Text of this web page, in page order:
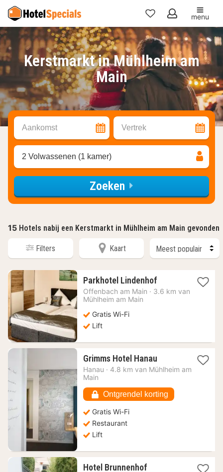
Mijn
favorieten
menu
Kerstmarkt in Mühlheim am
Main
Aankomst Vertrek
2 Volwassenen (1 kamer)
Zoeken
15 Hotels nabij een Kerstmarkt in Mühlheim am Main gevonden
Filters Kaart
Parkhotel Lindenhof1
nacht
Offenbach am Main · 3.6 km van
Mühlheim am Main
Gratis Wi-Fi
Lift
Grimms Hotel Hanau1
nacht
€
Hanau · 4.8 km van Mühlheim am
Main
Ontgrendel korting
Gratis Wi-Fi
Restaurant
Lift
Hotel Brunnenhof1